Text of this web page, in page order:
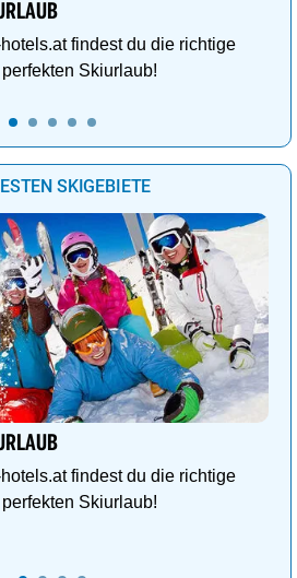
findest du die richtige
Skiurlaub!
SKIGEBIETE
findest du die richtige
Skiurlaub!